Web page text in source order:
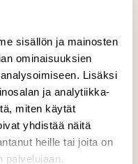
sisällön ja mainosten
ominaisuuksien
Lisäksi
ja analytiikka-
miten käytät
yhdistää näitä
heille tai joita on
palvelujaan.